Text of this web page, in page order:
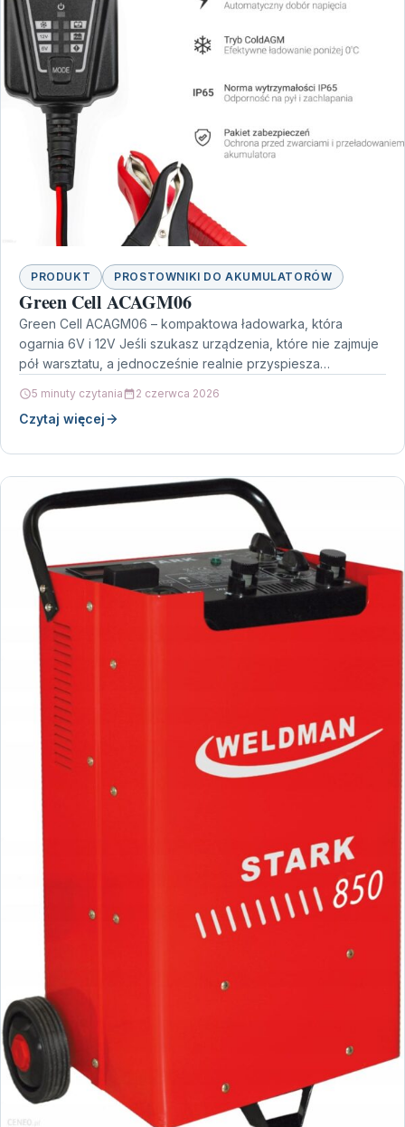
PRODUKT PROSTOWNIKI DO AKUMULATORÓW
Green Cell ACAGM06
Green Cell ACAGM06 – kompaktowa ładowarka, która
ogarnia 6V i 12V Jeśli szukasz urządzenia, które nie zajmuje
pół warsztatu, a jednocześnie realnie przyspiesza
5 minuty czytania 2 czerwca 2026
Czytaj więcej